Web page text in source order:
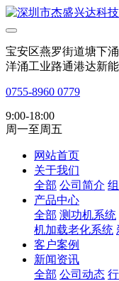
宝安区燕罗街道塘下
洋涌工业路通港达新
0755-8960 0779
9:00-18:00
周一至周五
网站首页
关于我们
全部 公司简介
产品中心
全部 测功机系统
机加载老化系统
客户案例
新闻资讯
全部 公司动态